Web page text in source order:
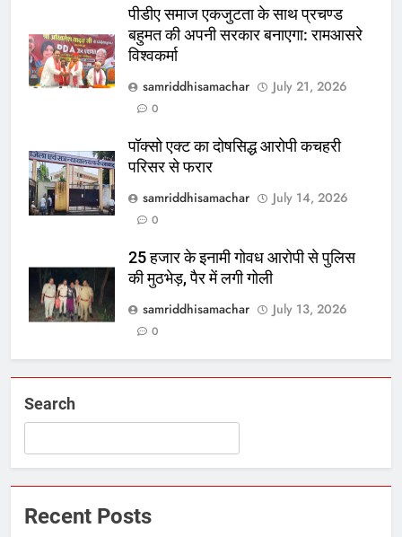
पीडीए समाज एकजुटता के साथ प्रचण्ड
बहुमत की अपनी सरकार बनाएगा: रामआसरे
विश्वकर्मा
samriddhisamachar
July 21, 2026
0
पॉक्सो एक्ट का दोषसिद्ध आरोपी कचहरी
परिसर से फरार
samriddhisamachar
July 14, 2026
0
25 हजार के इनामी गोवध आरोपी से पुलिस
की मुठभेड़, पैर में लगी गोली
samriddhisamachar
July 13, 2026
0
Search
Recent Posts